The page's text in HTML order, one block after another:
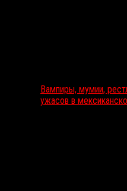
Вампиры, мумии,
ужасов в